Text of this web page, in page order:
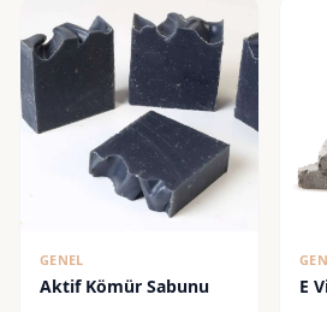
-
1.150,00 ₺
GENEL
Aktif Kömür Sabunu
E